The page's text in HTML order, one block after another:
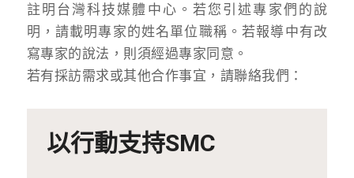
註明台灣科技媒體中心。若您引述專家們的說
明，請載明專家的姓名單位職稱。若報導中有改
寫專家的說法，則須經過專家同意。
若有採訪需求或其他合作事宜，請聯絡我們：
以行動支持SMC